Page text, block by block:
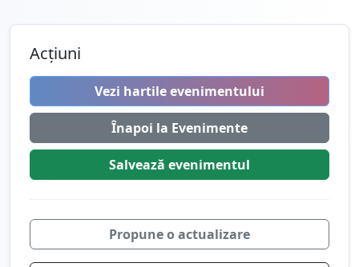
Acțiuni
Vezi hartile evenimentului
Înapoi la Evenimente
Salvează evenimentul
Propune o actualizare